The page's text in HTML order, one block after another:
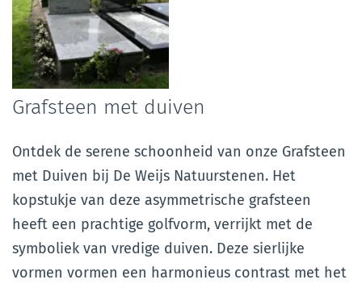
overslaan
Grafsteen met duiven
Ontdek de serene schoonheid van onze Grafsteen
met Duiven bij De Weijs Natuurstenen. Het
kopstukje van deze asymmetrische grafsteen
heeft een prachtige golfvorm, verrijkt met de
symboliek van vredige duiven. Deze sierlijke
vormen vormen een harmonieus contrast met het